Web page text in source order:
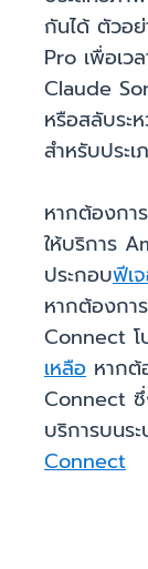
กันได้ ตัวอ
Pro เพื่อเ
Claude
หรือสลับระ
สำหรับประ
หากต้องกา
ให้บริการ
ประกอบฟีเ
หากต้องกา
Connect โ
เหลือ หากต้
Connect ซึ่
บริการบนร
Connect